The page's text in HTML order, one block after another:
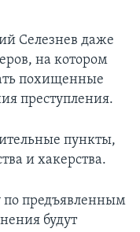
Селезнев даже
на котором
похищенные
преступления.
пункты,
и хакерства.
по предъявленным
будут